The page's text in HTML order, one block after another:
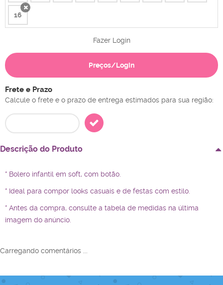
16x
Fazer Login
Preços/Login
Frete e Prazo
Calcule o frete e o prazo de entrega estimados para sua região:
Descrição do Produto
* Bolero infantil em soft, com botão.
* Ideal para compor looks casuais e de festas com estilo.
* Antes da compra, consulte a tabela de medidas na última
imagem do anúncio.
Carregando comentários ...